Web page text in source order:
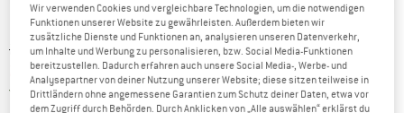
Ursprünglicher Preis :
229,95€
Preis:
206,96€ inkl. MwSt.
Versandkostenfrei(AT)Österreich. Informationen zu den
Wir verwenden Cookies und vergleichbare Technologien, um die notwendigen
Funktionen unserer Website zu gewährleisten. Außerdem bieten wir
zusätzliche Dienste und Funktionen an, analysieren unseren Datenverkehr,
um Inhalte und Werbung zu personalisieren, bzw. Social Media-Funktionen
bereitzustellen. Dadurch erfahren auch unsere Social Media-, Werbe- und
Analysepartner von deiner Nutzung unserer Website; diese sitzen teilweise in
Drittländern ohne angemessene Garantien zum Schutz deiner Daten, etwa vor
dem Zugriff durch Behörden. Durch Anklicken von „Alle auswählen“ erklärst du